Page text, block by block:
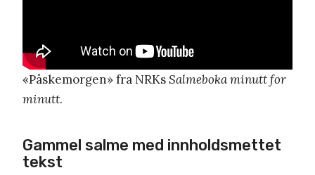
«Påskemorgen» fra NRKsSalmeboka minutt for
minutt.
Gammel salme med innholdsmettet
tekst